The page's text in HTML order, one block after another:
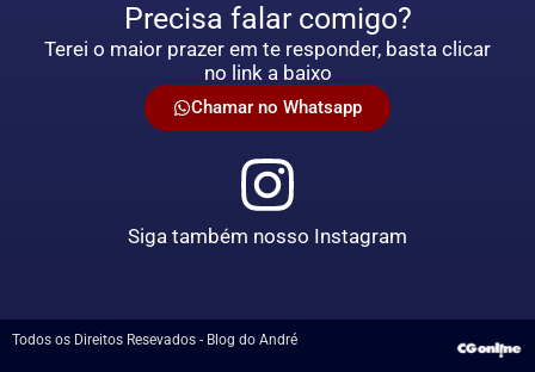
Precisa falar comigo?
Terei o maior prazer em te responder, basta clicar
no link a baixo
Chamar no Whatsapp
Siga também nosso Instagram
Todos os Direitos Resevados - Blog do André